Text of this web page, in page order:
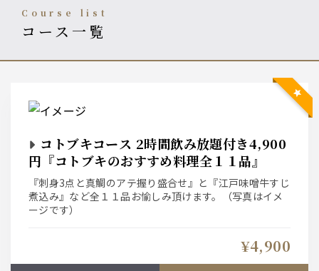
course list
コース一覧
コトブキコース 2時間飲み放題付き4,900
円『コトブキのおすすめ料理全１１品』
『刺身3点と真鯛のアテ握り盛合せ』と『江戸味噌牛すじ
煮込み』など全１１品お愉しみ頂けます。（写真はイメ
ージです）
¥4,900